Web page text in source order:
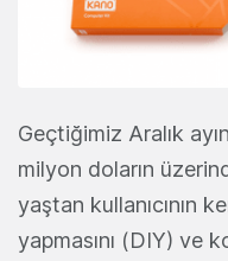
Geçtiğimiz Aralık
milyon doların
yaştan kullanıcının
yapmasını (DIY) ve